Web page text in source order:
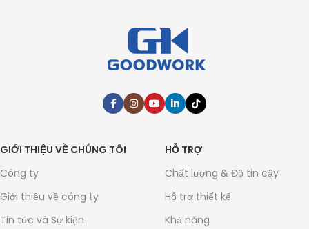
GIỚI THIỆU VỀ CHÚNG TÔI
Công ty
Giới thiệu về công ty
Tin tức và Sự kiện
HỖ TRỢ
Chất lượng & Độ tin cậy
Hỗ trợ thiết kế
Khả năng